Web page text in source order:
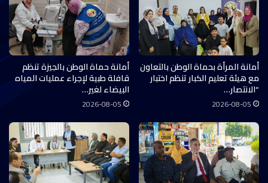
أمانة المرأة بحماة الوطن بالتعاون
مع هيئة تعليم الكبار تنظم اختبار
“الانتصار…
2026-08-05
أمانة حماة الوطن بالجيزة تنظم
قافلة طبية لإجراء عمليات المياه
البيضاء لغير…
2026-08-05